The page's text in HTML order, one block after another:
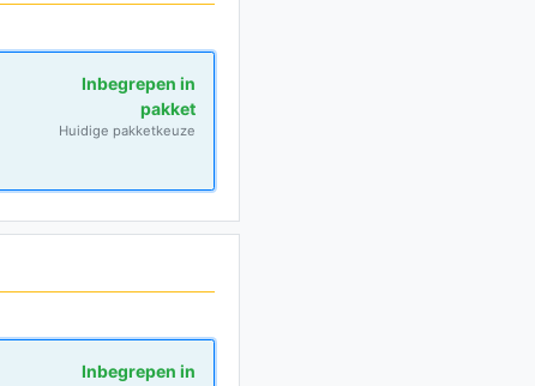
Inbegrepen in
pakket
Huidige pakketkeuze
Inbegrepen in